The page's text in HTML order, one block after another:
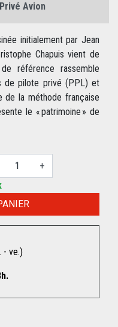
Avion
initialement par Jean
Chapuis vient de
référence rassemble
de pilote privé (PPL) et
de la méthode française
le « patrimoine » de
+
- ve.)